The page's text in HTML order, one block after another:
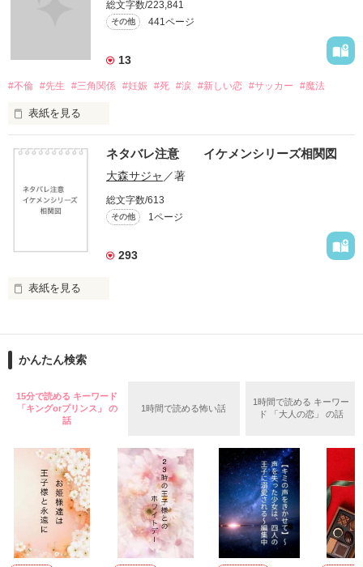
総文字数/223,841
その他 441ページ
13
#不倫 #先生 #三角関係 #妊娠 #死 #涙 #新しい恋 #サッカー #魔法
表紙を見る
「俺と出会ってから
泣かせてばかりで…ゴメン…」
ユウは悲しく微笑む・・・・
悩み傷つき　精一杯愛した人
泣かせたりしないのに…」
愛斗はまっすぐ私を見る。
揺れ動く　私は
再び涙恋の魔法にかけられ
運命の再会を選んだ………
ユウとの永遠の別れに向かって……
ネタバレ注意 イケメンシリーズ相関図
大森サジャ ／著
総文字数/613
その他 1ページ
293
表紙を見る
かんたん検索
15分で読める キーワード
「キングorプリンス」 の
話
1時間で読める怖い話
1時間で読める キーワー
ド 「大人の恋」 の話